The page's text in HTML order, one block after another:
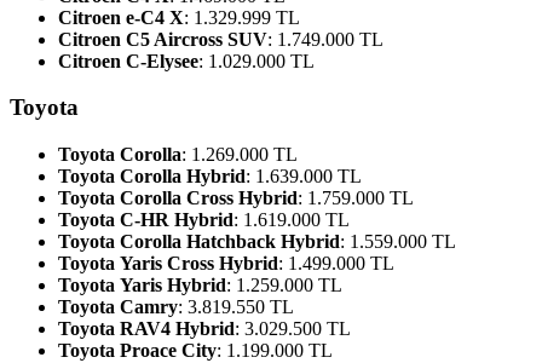
Citroen e-C4 X: 1.329.999 TL
Citroen C5 Aircross SUV: 1.749.000 TL
Citroen C-Elysee: 1.029.000 TL
Toyota
Toyota Corolla: 1.269.000 TL
Toyota Corolla Hybrid: 1.639.000 TL
Toyota Corolla Cross Hybrid: 1.759.000 TL
Toyota C-HR Hybrid: 1.619.000 TL
Toyota Corolla Hatchback Hybrid: 1.559.000 TL
Toyota Yaris Cross Hybrid: 1.499.000 TL
Toyota Yaris Hybrid: 1.259.000 TL
Toyota Camry: 3.819.550 TL
Toyota RAV4 Hybrid: 3.029.500 TL
Toyota Proace City: 1.199.000 TL